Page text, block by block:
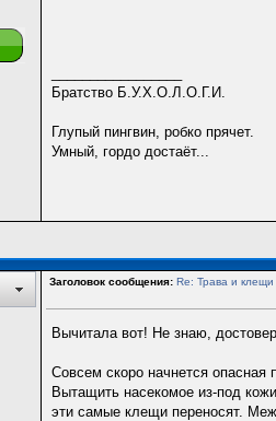
Братство Б.У.Х.О.Л.О.Г.И.
Глупый пингвин, робко прячет.
Умный, гордо достаёт...
Заголовок сообщения: Re: Трава и клещи
Вычитала вот! Не знаю,
Совсем скоро начнется
Вытащить насекомое из-под
эти самые клещи переносят.